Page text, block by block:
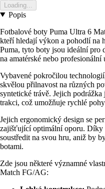
Loading...
Popis
Fotbalové boty Puma Ultra 6
kteří hledají výkon a pohodlí na
Puma, tyto boty jsou ideální
na amatérské nebo profesionální
Vybavené pokročilou
skvělou přilnavost na různých
syntetické trávě. Jejich
trakci, což umožňuje rychlé
Jejich ergonomický design se
zajišťující optimální oporu. Díky
soustředit na svou hru, aniž by
botami.
Zde jsou některé významné
Match FG/AG: